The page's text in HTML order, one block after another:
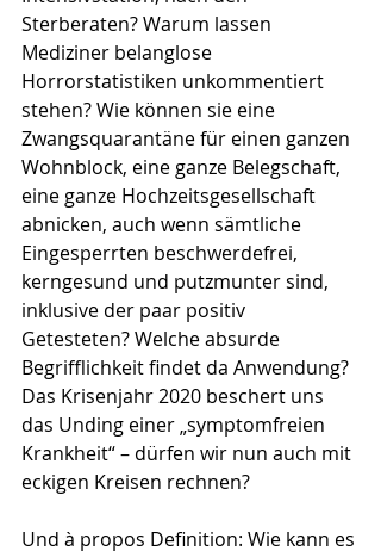
Sterberaten? Warum lassen
Mediziner belanglose
Horrorstatistiken unkommentiert
stehen? Wie können sie eine
Zwangsquarantäne für einen ganzen
Wohnblock, eine ganze Belegschaft,
eine ganze Hochzeitsgesellschaft
abnicken, auch wenn sämtliche
Eingesperrten beschwerdefrei,
kerngesund und putzmunter sind,
inklusive der paar positiv
Getesteten? Welche absurde
Begrifflichkeit findet da Anwendung?
Das Krisenjahr 2020 beschert uns
das Unding einer „symptomfreien
Krankheit“ – dürfen wir nun auch mit
eckigen Kreisen rechnen?
Und à propos Definition: Wie kann es